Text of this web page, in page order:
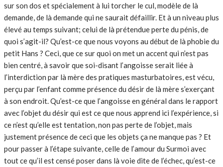
sur son dos et spécialement à lui torcher le cul, modèle de là
demande, de là demande qui ne saurait défaillir. Et à un niveau plus
élevé au temps suivant; celui de là prétendue perte du pénis, de
quoi s’agit-il? Qu’est-ce que nous voyons au début de là phobie du
petit Hans ? Ceci, que ce sur quoi on met un accent qui n’est pas
bien centré, à savoir que soi-disant l’angoisse serait liée à
l’interdiction par là mère des pratiques masturbatoires, est vécu,
perçu par l’enfant comme présence du désir de là mère s’exerçant
à son endroit. Qu’est-ce que l’angoisse en général dans le rapport
avec l’objet du désir qui est ce que nous apprend ici l’expérience, si
ce n’est qu’elle est tentation, non pas perte de l’objet, mais
justement présence de ceci que les objets ça ne manque pas ? Et
pour passer à l’étape suivante, celle de l’amour du Surmoi avec
tout ce qu’il est censé poser dans là voie dite de l’échec, qu’est-ce